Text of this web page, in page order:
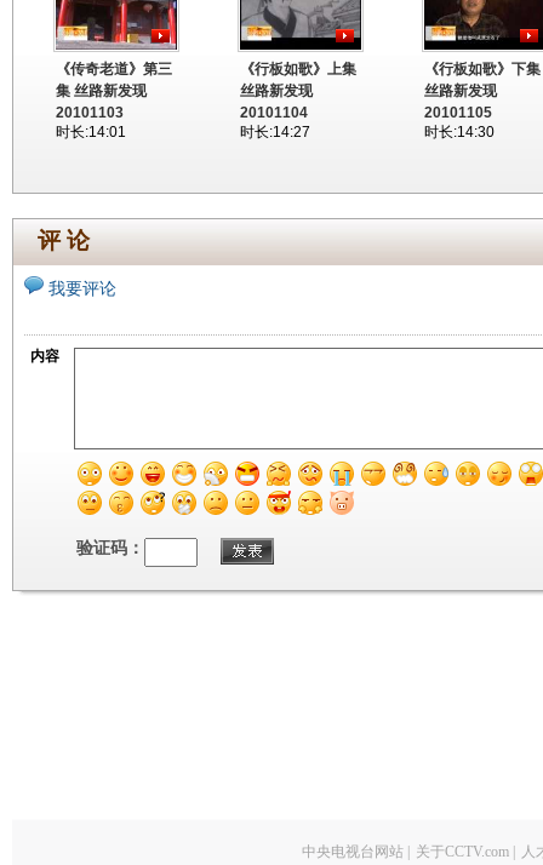
《传奇老道》第三
集 丝路新发现
20101103
时长:14:01
《行板如歌》上集
丝路新发现
20101104
时长:14:27
《行板如歌》下集
丝路新发现
20101105
时长:14:30
评 论
我要评论
内容
验证码：
中央电视台网站 关于CCTV.com 人